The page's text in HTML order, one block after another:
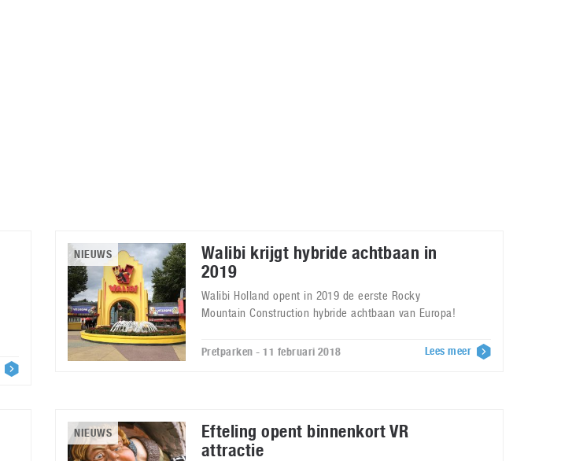
NIEUWS
Walibi krijgt hybride achtbaan in
2019
Walibi Holland opent in 2019 de eerste Rocky
Mountain Construction hybride achtbaan van Europa!
Pretparken - 11 februari 2018 Lees meer
NIEUWS
Efteling opent binnenkort VR
attractie